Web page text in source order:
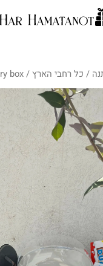
/ כל רחבי הארץ/ Huge luxury box